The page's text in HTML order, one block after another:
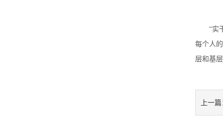
“实
每个人
层和基
上一